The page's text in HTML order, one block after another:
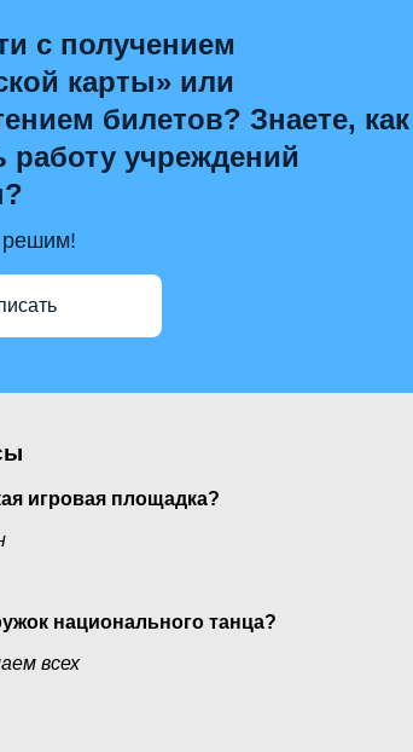
с получением
карты» или
билетов? Знаете, как
работу учреждений
игровая площадка?
национального танца?
всех